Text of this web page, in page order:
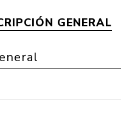
GENERAL